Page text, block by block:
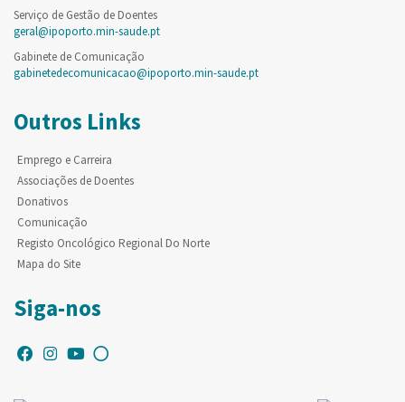
Serviço de Gestão de Doentes
geral@ipoporto.min-saude.pt
Gabinete de Comunicação
gabinetedecomunicacao@ipoporto.min-saude.pt
Outros Links
Emprego e Carreira
Associações de Doentes
Donativos
Comunicação
Registo Oncológico Regional Do Norte
Mapa do Site
Siga-nos